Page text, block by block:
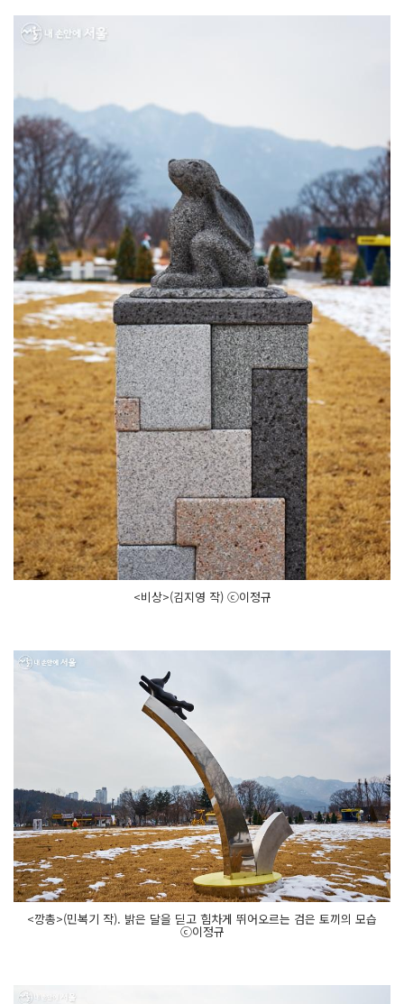
<비상>(김지영 작) ⓒ이정규
<깡총>(민복기 작). 밝은 달을 딛고 힘차게 뛰어오르는 검은 토끼의 모습
ⓒ이정규